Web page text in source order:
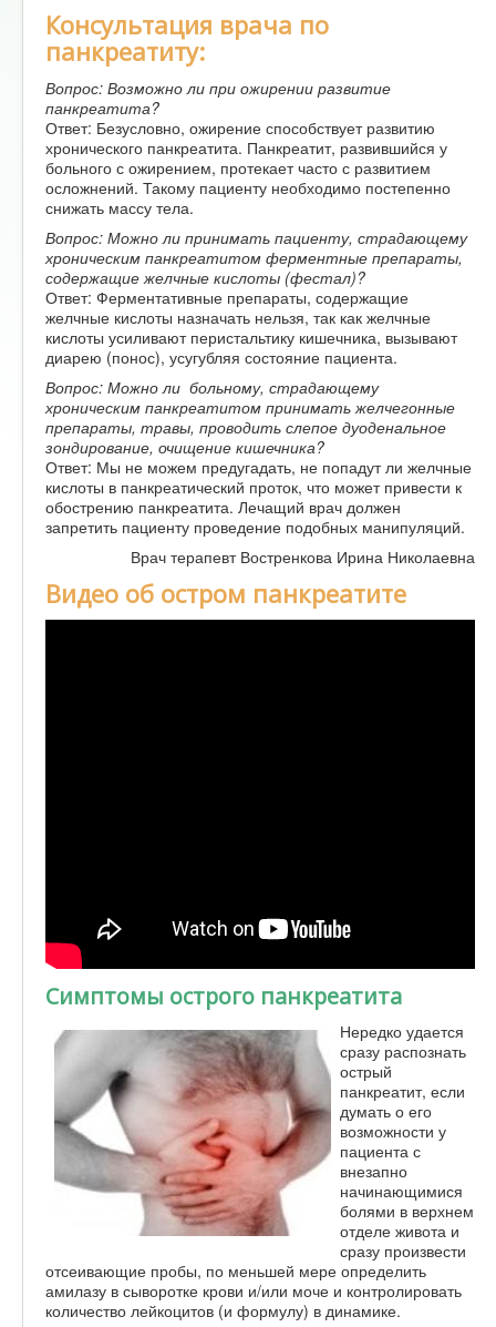
Консультация врача по
панкреатиту:
Вопрос: Возможно ли при ожирении развитие
панкреатита?
Ответ: Безусловно, ожирение способствует развитию
хронического панкреатита. Панкреатит, развившийся у
больного с ожирением, протекает часто с развитием
осложнений. Такому пациенту необходимо постепенно
снижать массу тела.
Вопрос: Можно ли принимать пациенту, страдающему
хроническим панкреатитом ферментные препараты,
содержащие желчные кислоты (фестал)?
Ответ: Ферментативные препараты, содержащие
желчные кислоты назначать нельзя, так как желчные
кислоты усиливают перистальтику кишечника, вызывают
диарею (понос), усугубляя состояние пациента.
Вопрос: Можно ли больному, страдающему
хроническим панкреатитом принимать желчегонные
препараты, травы, проводить слепое дуоденальное
зондирование, очищение кишечника?
Ответ: Мы не можем предугадать, не попадут ли желчные
кислоты в панкреатический проток, что может привести к
обострению панкреатита. Лечащий врач должен
запретить пациенту проведение подобных манипуляций.
Врач терапевт Востренкова Ирина Николаевна
Видео об остром панкреатите
Симптомы острого панкреатита
Нередко удается
сразу распознать
острый
панкреатит, если
думать о его
возможности у
пациента с
внезапно
начинающимися
болями в верхнем
отделе живота и
сразу произвести
отсеивающие пробы, по меньшей мере определить
амилазу в сыворотке крови и/или моче и контролировать
количество лейкоцитов (и формулу) в динамике.